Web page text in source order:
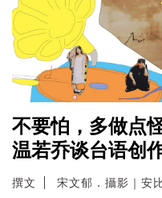
不要怕，多做点
温若乔谈台语创
撰文 宋文郁．攝影｜安